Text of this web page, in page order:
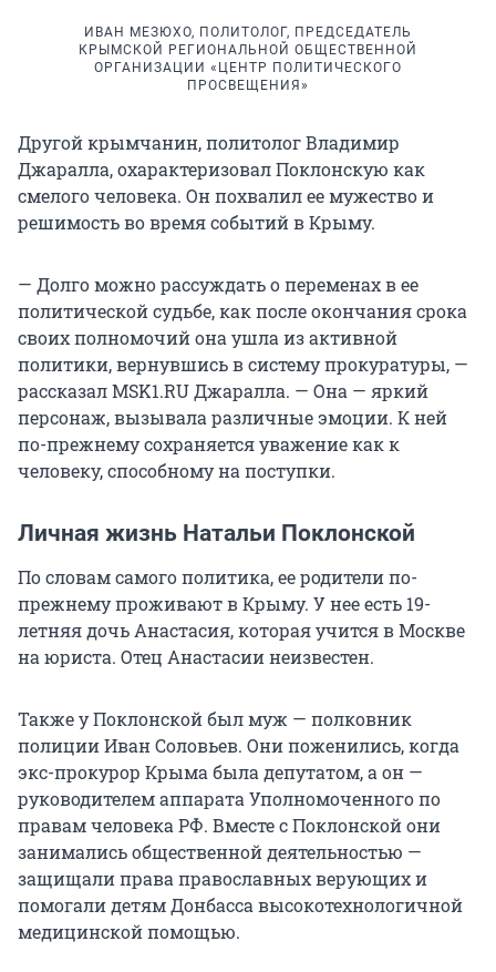
ИВАН МЕЗЮХО, ПОЛИТОЛОГ, ПРЕДСЕДАТЕЛЬ
КРЫМСКОЙ РЕГИОНАЛЬНОЙ ОБЩЕСТВЕННОЙ
ОРГАНИЗАЦИИ «ЦЕНТР ПОЛИТИЧЕСКОГО
ПРОСВЕЩЕНИЯ»
Другой крымчанин, политолог Владимир
Джаралла, охарактеризовал Поклонскую как
смелого человека. Он похвалил ее мужество и
решимость во время событий в Крыму.
— Долго можно рассуждать о переменах в ее
политической судьбе, как после окончания срока
своих полномочий она ушла из активной
политики, вернувшись в систему прокуратуры, —
рассказал MSK1.RU Джаралла. — Она — яркий
персонаж, вызывала различные эмоции. К ней
по-прежнему сохраняется уважение как к
человеку, способному на поступки.
Личная жизнь Натальи Поклонской
По словам самого политика, ее родители по-
прежнему проживают в Крыму. У нее есть 19-
летняя дочь Анастасия, которая учится в Москве
на юриста. Отец Анастасии неизвестен.
Также у Поклонской был муж — полковник
полиции Иван Соловьев. Они поженились, когда
экс-прокурор Крыма была депутатом, а он —
руководителем аппарата Уполномоченного по
правам человека РФ. Вместе с Поклонской они
занимались общественной деятельностью —
защищали права православных верующих и
помогали детям Донбасса высокотехнологичной
медицинской помощью.